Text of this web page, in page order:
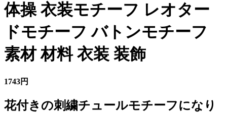
体操 衣装モチーフ レオター
ドモチーフ バトンモチーフ
素材 材料 衣装 装飾
1743円
花付きの刺繍チュールモチーフになり